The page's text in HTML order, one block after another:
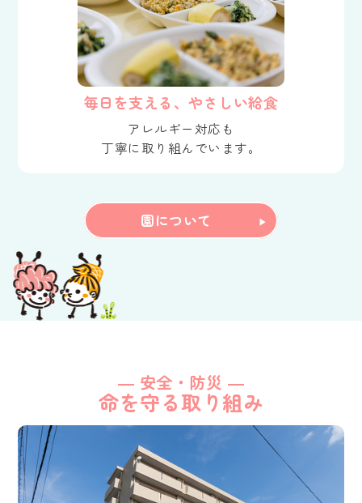
毎日を支える、やさしい給食
アレルギー対応も
丁寧に取り組んでいます。
園について
― 安全・防災 ―
命を守る取り組み